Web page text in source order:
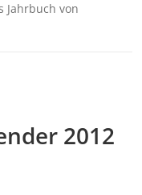
Jahrbuch von
2012